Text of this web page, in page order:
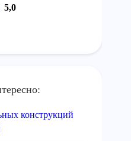
5,0
конструкций